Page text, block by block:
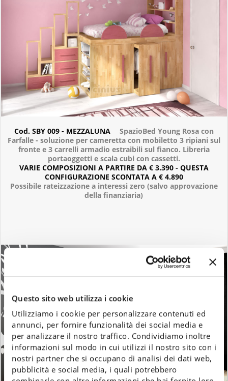
Questo sito web utilizza i cookie
Utilizziamo i cookie per personalizzare contenuti ed
annunci, per fornire funzionalità dei social media e
per analizzare il nostro traffico. Condividiamo inoltre
informazioni sul modo in cui utilizzi il nostro sito con i
nostri partner che si occupano di analisi dei dati web,
pubblicità e social media, i quali potrebbero
Cod. SBY 009 - MEZZALUNASpazioBed Young Rosa con
Farfalle - soluzione per cameretta con mobiletto 3 ripiani sul
fronte e 3 carrelli armadio estraibili sul fianco. Libreria
portaoggetti e scala cubi con cassetti.
VARIE COMPOSIZIONI A PARTIRE DA € 3.390 - QUESTA
CONFIGURAZIONE SCONTATA A € 4.890
Possibile rateizzazione a interessi zero (salvo approvazione
della finanziaria)